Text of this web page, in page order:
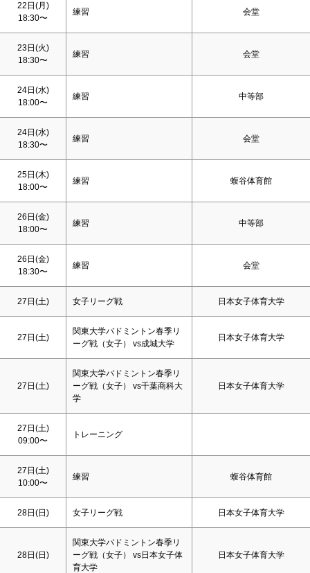
22日(月)
18:30〜
練習 会堂
23日(火)
18:30〜
練習 会堂
24日(水)
18:00〜
練習 中等部
24日(水)
18:30〜
練習 会堂
25日(木)
18:00〜
練習 蝮谷体育館
26日(金)
18:00〜
練習 中等部
26日(金)
18:30〜
練習 会堂
27日(土) 女子リーグ戦 日本女子体育大学
27日(土)
関東大学バドミントン春季リ
ーグ戦（女子） vs成城大学
日本女子体育大学
27日(土)
関東大学バドミントン春季リ
ーグ戦（女子） vs千葉商科大
学
日本女子体育大学
27日(土)
09:00〜
トレーニング
27日(土)
10:00〜
練習 蝮谷体育館
28日(日) 女子リーグ戦 日本女子体育大学
28日(日)
関東大学バドミントン春季リ
ーグ戦（女子） vs日本女子体
育大学
日本女子体育大学